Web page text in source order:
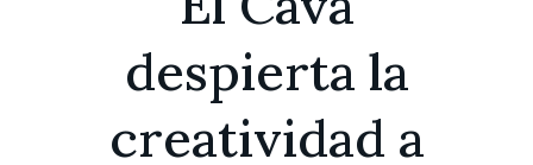
despierta la
creatividad a